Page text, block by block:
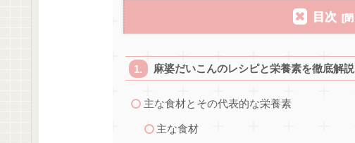
目次
麻婆だいこんのレシピと栄養素を徹底解説
主な食材とその代表的な栄養素
主な食材